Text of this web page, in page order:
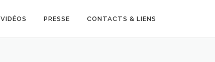
VIDÉOS PRESSE CONTACTS & LIENS